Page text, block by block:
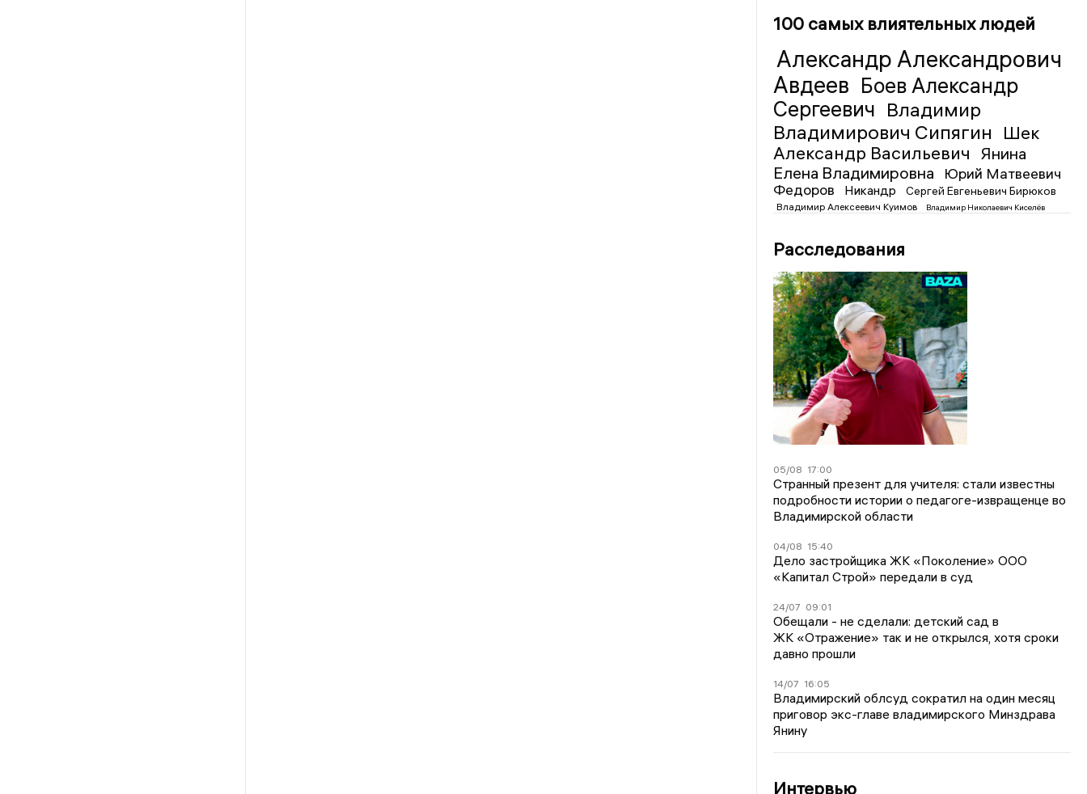
100 самых влиятельных людей
Александр Александрович
Авдеев Боев Александр
Сергеевич Владимир
Владимирович Сипягин Шек
Александр Васильевич
Янина
Елена Владимировна
Юрий Матвеевич
Федоров
Никандр Сергей Евгеньевич Бирюков
Владимир Алексеевич Куимов Владимир Николаевич Киселёв
Расследования
05/08 17:00
Странный презент для учителя: стали известны
подробности истории о педагоге-извращенце во
Владимирской области
04/08 15:40
Дело застройщика ЖК «Поколение» ООО
«Капитал Строй» передали в суд
24/07 09:01
Обещали - не сделали: детский сад в
ЖК «Отражение» так и не открылся, хотя сроки
давно прошли
14/07 16:05
Владимирский облсуд сократил на один месяц
приговор экс-главе владимирского Минздрава
Янину
Интервью